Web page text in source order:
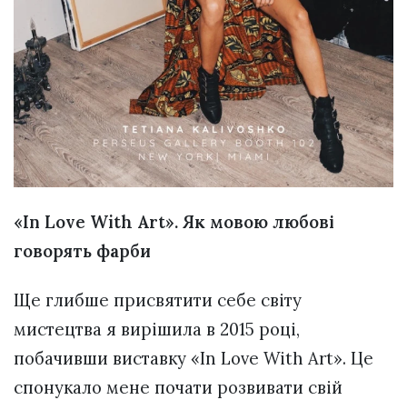
«In Love With Art». Як мовою любові
говорять фарби
Ще глибше присвятити себе світу
мистецтва я вирішила в 2015 році,
побачивши виставку «In Love With Art». Це
спонукало мене почати розвивати свій